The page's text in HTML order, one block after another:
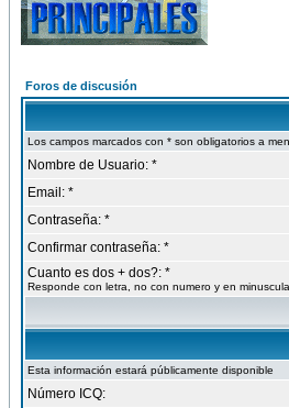
Foros de discusión
Los campos marcados con * son obligatorios a
Nombre de Usuario: *
Email: *
Contraseña: *
Confirmar contraseña: *
Cuanto es dos + dos?: *
Responde con letra, no con numero y en
Esta información estará públicamente disponible
Número ICQ: